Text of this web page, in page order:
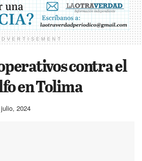
contra el
en Tolima
2024